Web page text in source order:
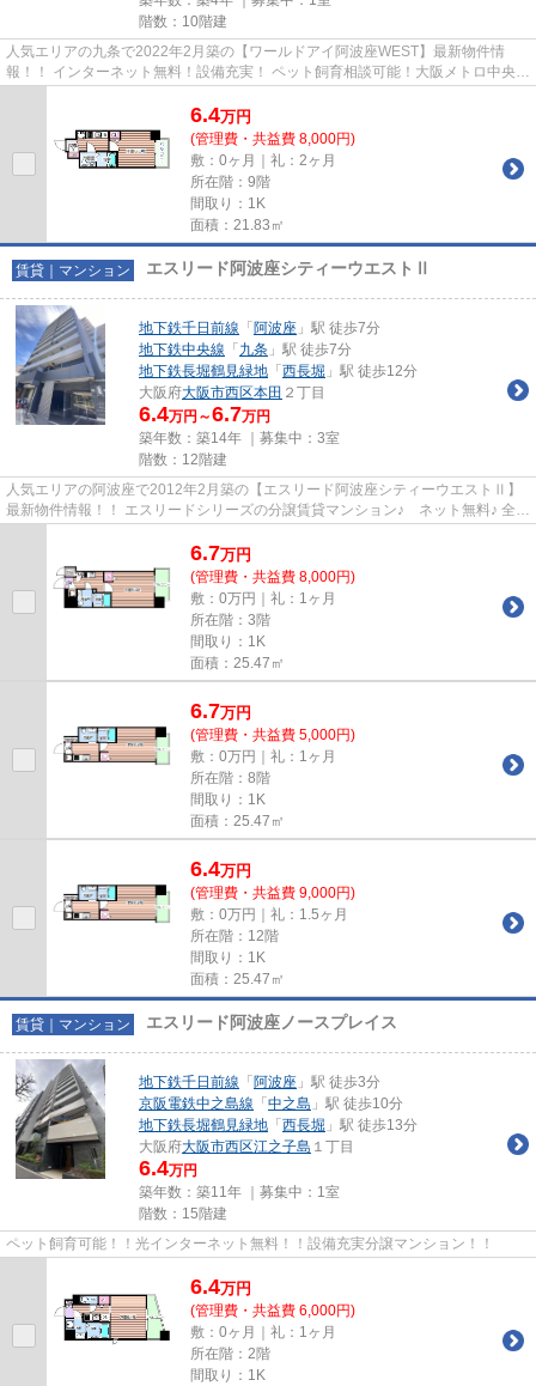
階数：10階建
人気エリアの九条で2022年2月築の【ワールドアイ阿波座WEST】最新物件情
報！！ インターネット無料！設備充実！ ペット飼育相談可能！大阪メトロ中央線
6.4万円
(管理費・共益費 8,000円)
敷：0ヶ月｜礼：2ヶ月
所在階：9階
間取り：1K
面積：21.83㎡
賃貸｜マンション エスリード阿波座シティーウエストⅡ
地下鉄千日前線 「 阿波座 」駅 徒歩7分
地下鉄中央線 「 九条 」駅 徒歩7分
地下鉄長堀鶴見緑地 「 西長堀 」駅 徒歩12分
大阪府大阪市西区本田 ２丁目
6.4万円～6.7万円
築年数：築14年 ｜募集中： 3室
階数：12階建
人気エリアの阿波座で2012年2月築の【エスリード阿波座シティーウエストⅡ】
最新物件情報！！ エスリードシリーズの分譲賃貸マンション♪ ネット無料♪ 全戸
6.7万円
(管理費・共益費 8,000円)
敷：0万円｜礼：1ヶ月
所在階：3階
間取り：1K
面積：25.47㎡
6.7万円
(管理費・共益費 5,000円)
敷：0万円｜礼：1ヶ月
所在階：8階
間取り：1K
面積：25.47㎡
6.4万円
(管理費・共益費 9,000円)
敷：0万円｜礼：1.5ヶ月
所在階：12階
間取り：1K
面積：25.47㎡
賃貸｜マンション エスリード阿波座ノースプレイス
地下鉄千日前線 「 阿波座 」駅 徒歩3分
京阪電鉄中之島線 「 中之島 」駅 徒歩10分
地下鉄長堀鶴見緑地 「 西長堀 」駅 徒歩13分
大阪府大阪市西区江之子島 １丁目
6.4万円
築年数：築11年 ｜募集中： 1室
階数：15階建
ペット飼育可能！！光インターネット無料！！設備充実分譲マンション！！
6.4万円
(管理費・共益費 6,000円)
敷：0ヶ月｜礼：1ヶ月
所在階：2階
間取り：1K